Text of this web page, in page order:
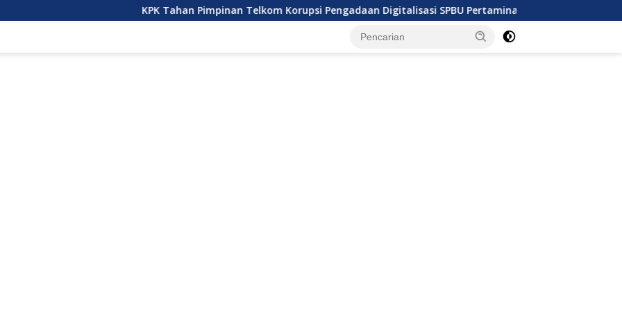
KPK Tahan Pimpinan Telkom Korupsi Pengadaan Digitalisasi SPBU Pertamina Ratusan Kapal Kandas